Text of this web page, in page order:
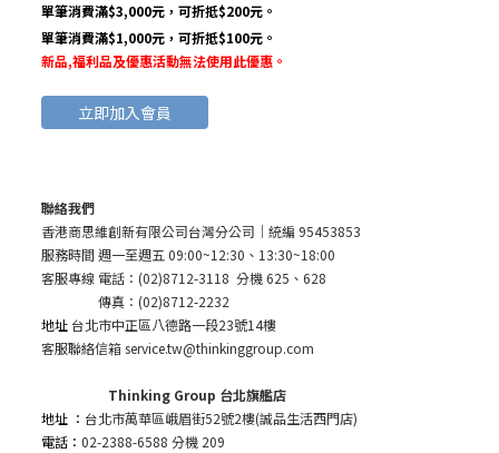
單筆消費滿$3,000元，可折抵$200元。
單筆消費滿$1,000元，可折抵$100元。
新品,福利品及優惠活動無法使用此優惠 。
立即加入會員
聯絡我們
香港商思維創新有限公司台灣分公司 ｜統編 95453853
服務時間 週一至週五 09:00~12:30、13:30~18:00
客服專線 電話：(02)8712-3118 分機 625、628
傳真：(02)8712-2232
地址 台北市中正區八德路一段23號14樓
客服聯絡信箱 service.tw@thinkinggroup.com
Thinking Group 台北旗艦店
地址 ： 台北市萬華區峨眉街52號2樓(誠品生活西門店)
電話： 02-2388-6588 分機 209